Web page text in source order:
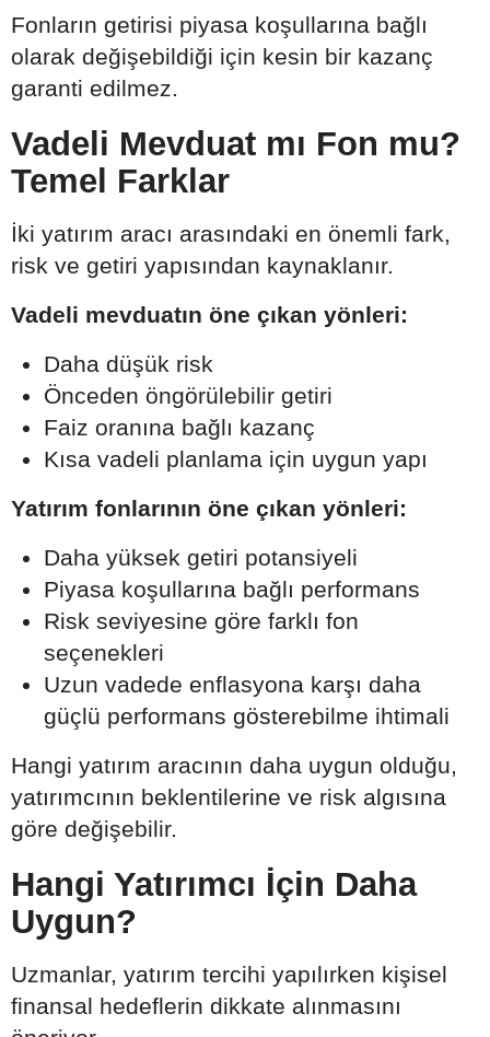
Fonların getirisi piyasa koşullarına bağlı
olarak değişebildiği için kesin bir kazanç
garanti edilmez.
Vadeli Mevduat mı Fon mu?
Temel Farklar
İki yatırım aracı arasındaki en önemli fark,
risk ve getiri yapısından kaynaklanır.
Vadeli mevduatın öne çıkan yönleri:
Daha düşük risk
Önceden öngörülebilir getiri
Faiz oranına bağlı kazanç
Kısa vadeli planlama için uygun yapı
Yatırım fonlarının öne çıkan yönleri:
Daha yüksek getiri potansiyeli
Piyasa koşullarına bağlı performans
Risk seviyesine göre farklı fon
seçenekleri
Uzun vadede enflasyona karşı daha
güçlü performans gösterebilme ihtimali
Hangi yatırım aracının daha uygun olduğu,
yatırımcının beklentilerine ve risk algısına
göre değişebilir.
Hangi Yatırımcı İçin Daha
Uygun?
Uzmanlar, yatırım tercihi yapılırken kişisel
finansal hedeflerin dikkate alınmasını